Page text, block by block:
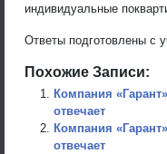
индивидуальные
Ответы подготовлены с
Похожие Записи:
Компания
отвечает
Компания
отвечает